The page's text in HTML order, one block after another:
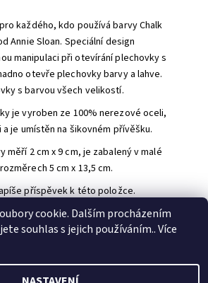
každého, kdo používá barvy Chalk
Annie Sloan. Speciální design
manipulaci při otevírání plechovky s
otevře plechovky barvy a lahve.
s barvou všech velikostí.
je vyroben ze 100% nerezové oceli,
je umístěn na šikovném přívěšku.
měří 2 cm x 9 cm, je zabalený v malé
5 cm x 13,5 cm.
příspěvek k této položce.
cookie. Dalším procházením
souhlas s jejich používáním.. Více